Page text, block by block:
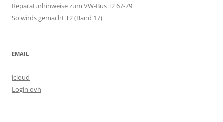
Reparaturhinweise zum VW-Bus T2 67-79
So wirds gemacht T2 (Band 17)
EMAIL
icloud
Login ovh